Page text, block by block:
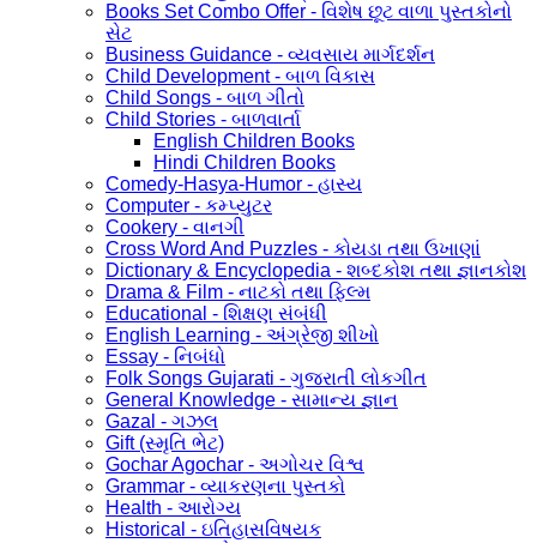
Books Set Combo Offer - વિશેષ છૂટ વાળા પુસ્તકોનો
સેટ
Business Guidance - વ્યવસાય માર્ગદર્શન
Child Development - બાળ વિકાસ
Child Songs - બાળ ગીતો
Child Stories - બાળવાર્તા
English Children Books
Hindi Children Books
Comedy-Hasya-Humor - હાસ્ય
Computer - કમ્પ્યુટર
Cookery - વાનગી
Cross Word And Puzzles - કોયડા તથા ઉખાણાં
Dictionary & Encyclopedia - શબ્દકોશ તથા જ્ઞાનકોશ
Drama & Film - નાટકો તથા ફિલ્મ
Educational - શિક્ષણ સંબંધી
English Learning - અંગ્રેજી શીખો
Essay - નિબંધો
Folk Songs Gujarati - ગુજરાતી લોકગીત
General Knowledge - સામાન્ય જ્ઞાન
Gazal - ગઝલ
Gift (સ્મૃતિ ભેટ)
Gochar Agochar - અગોચર વિશ્વ
Grammar - વ્યાકરણના પુસ્તકો
Health - આરોગ્ય
Historical - ઇતિહાસવિષયક